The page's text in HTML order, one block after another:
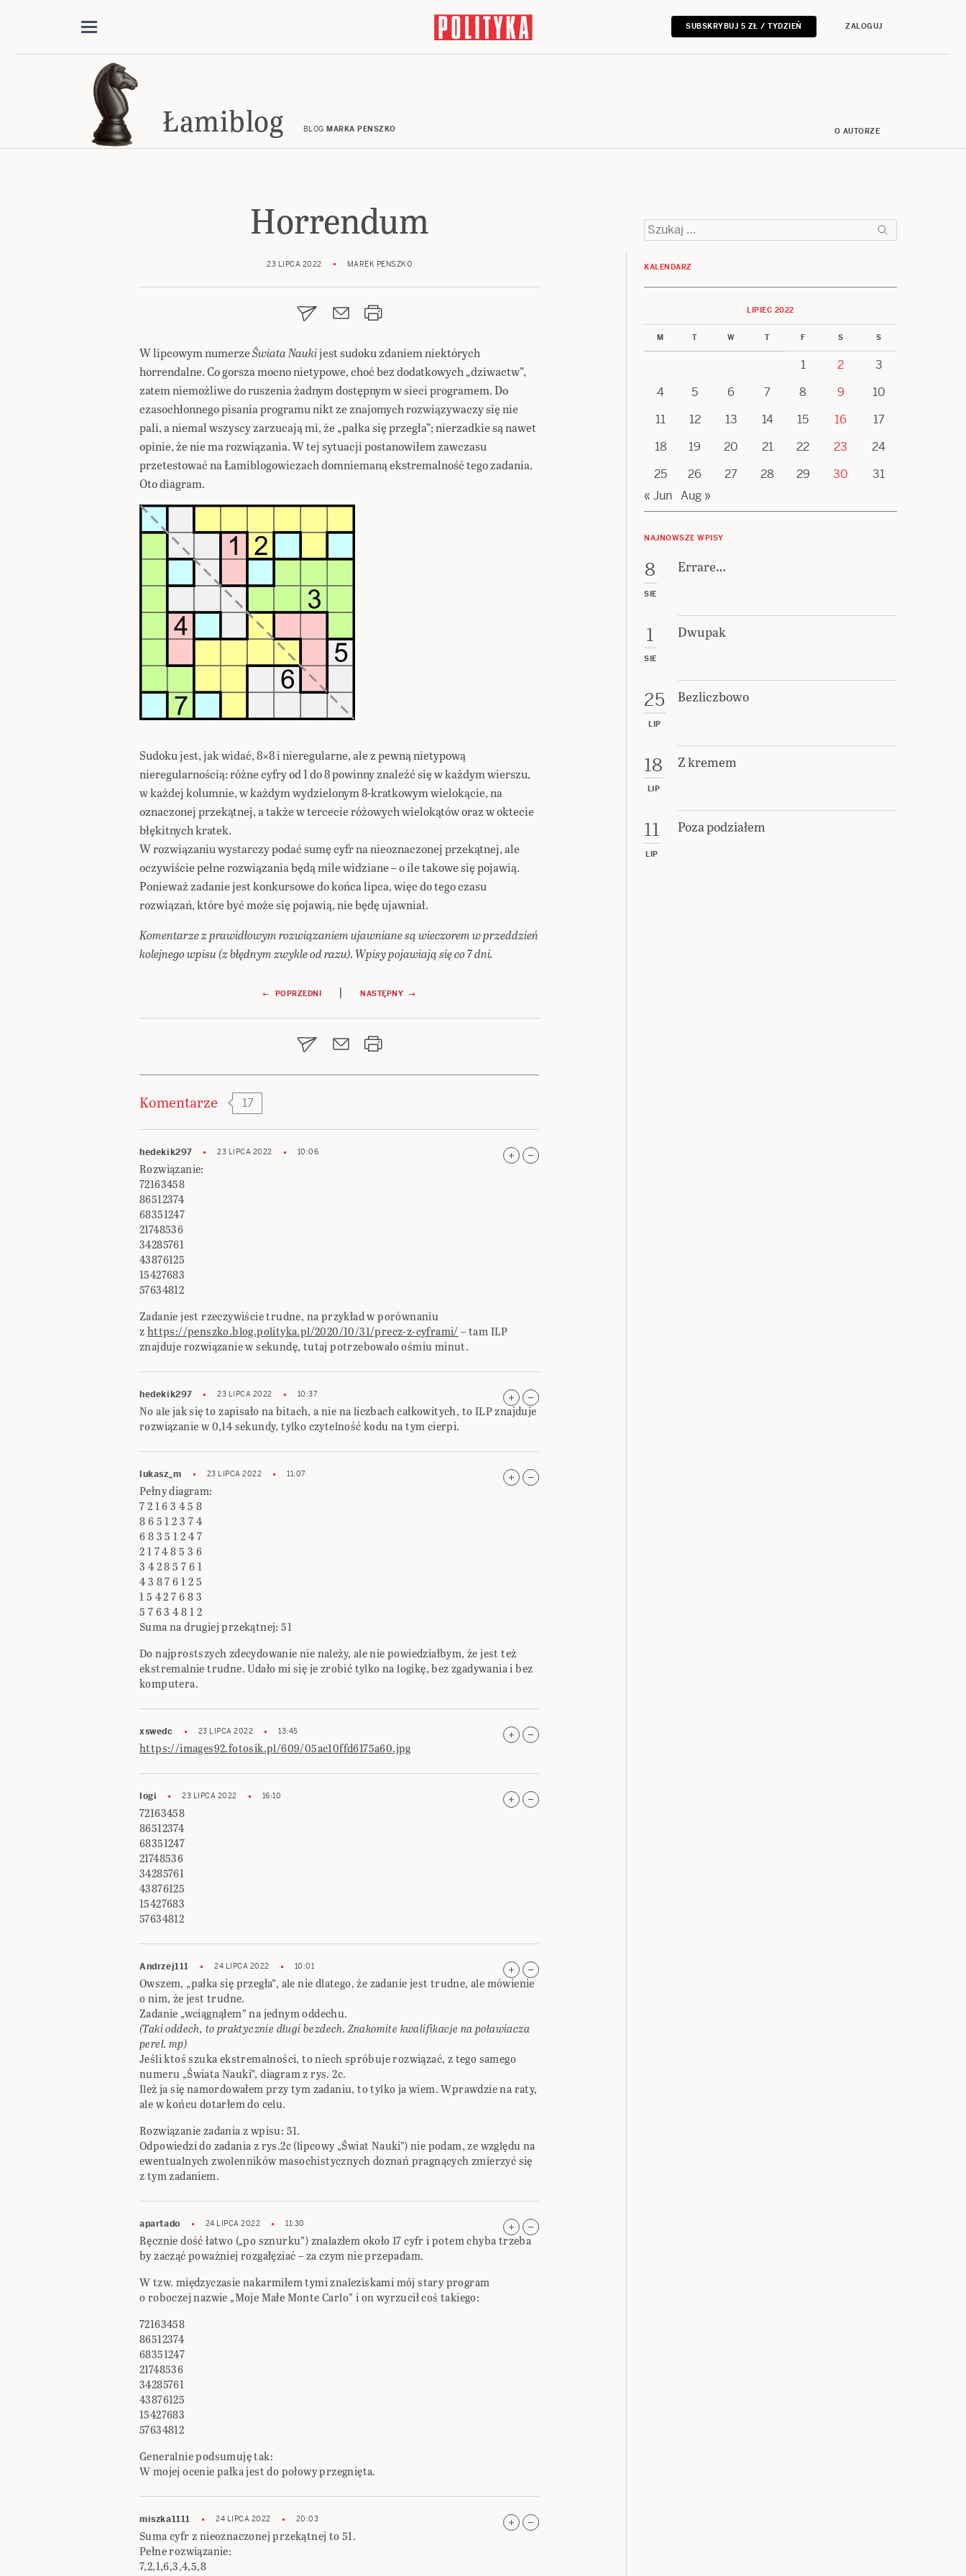
SUBSKRYBUJ 5 ZŁ / TYDZIEŃ ZALOGUJ
Łamiblog BLOG MARKA PENSZKO O AUTORZE
Horrendum
23 LIPCA 2022 MAREK PENSZKO
W lipcowym numerzeŚwiata Naukijest sudoku zdaniem niektórych
horrendalne. Co gorsza mocno nietypowe, choć bez dodatkowych „dziwactw”,
zatem niemożliwe do ruszenia żadnym dostępnym w sieci programem. Do
czasochłonnego pisania programu nikt ze znajomych rozwiązywaczy się nie
pali, a niemal wszyscy zarzucają mi, że „pałka się przegła”; nierzadkie są nawet
opinie, że nie ma rozwiązania. W tej sytuacji postanowiłem zawczasu
przetestować na Łamiblogowiczach domniemaną ekstremalność tego zadania.
Oto diagram.
Sudoku jest, jak widać, 8×8 i nieregularne, ale z pewną nietypową
nieregularnością: różne cyfry od 1 do 8 powinny znaleźć się w każdym wierszu,
w każdej kolumnie, w każdym wydzielonym 8-kratkowym wielokącie, na
oznaczonej przekątnej, a także w tercecie różowych wielokątów oraz w oktecie
błękitnych kratek.
W rozwiązaniu wystarczy podać sumę cyfr na nieoznaczonej przekątnej, ale
oczywiście pełne rozwiązania będą mile widziane – o ile takowe się pojawią.
Ponieważ zadanie jest konkursowe do końca lipca, więc do tego czasu
rozwiązań, które być może się pojawią, nie będę ujawniał.
Komentarze z prawidłowym rozwiązaniem ujawniane są wieczorem w przeddzień
kolejnego wpisu (z błędnym zwykle od razu). Wpisy pojawiają się co 7 dni.
wpisu
← POPRZEDNI | NASTĘPNY →
Komentarze 17
hedekik297 23 LIPCA 2022 10:06
Rozwiązanie:
72163458
86512374
68351247
21748536
34285761
43876125
15427683
57634812
Zadanie jest rzeczywiście trudne, na przykład w porównaniu
zhttps://penszko.blog.polityka.pl/2020/10/31/precz-z-cyframi/– tam ILP
znajduje rozwiązanie w sekundę, tutaj potrzebowało ośmiu minut.
hedekik297 23 LIPCA 2022 10:37
No ale jak się to zapisało na bitach, a nie na liczbach całkowitych, to ILP znajduje
rozwiązanie w 0,14 sekundy, tylko czytelność kodu na tym cierpi.
lukasz_m 23 LIPCA 2022 11:07
Pełny diagram:
7 2 1 6 3 4 5 8
8 6 5 1 2 3 7 4
6 8 3 5 1 2 4 7
2 1 7 4 8 5 3 6
3 4 2 8 5 7 6 1
4 3 8 7 6 1 2 5
1 5 4 2 7 6 8 3
5 7 6 3 4 8 1 2
Suma na drugiej przekątnej: 51
Do najprostszych zdecydowanie nie należy, ale nie powiedziałbym, że jest też
ekstremalnie trudne. Udało mi się je zrobić tylko na logikę, bez zgadywania i bez
komputera.
xswedc 23 LIPCA 2022 13:45
https://images92.fotosik.pl/609/05ac10ffd6175a60.jpg
logi 23 LIPCA 2022 16:10
72163458
86512374
68351247
21748536
34285761
43876125
15427683
57634812
Andrzej111 24 LIPCA 2022 10:01
Owszem, „pałka się przegła”, ale nie dlatego, że zadanie jest trudne, ale mówienie
o nim, że jest trudne.
Zadanie „wciągnąłem” na jednym oddechu.
(Taki oddech, to praktycznie długi bezdech. Znakomite kwalifikacje na poławiacza
pereł. mp)
Jeśli ktoś szuka ekstremalności, to niech spróbuje rozwiązać, z tego samego
numeru „Świata Nauki”, diagram z rys. 2c.
Ileż ja się namordowałem przy tym zadaniu, to tylko ja wiem. Wprawdzie na raty,
ale w końcu dotarłem do celu.
Rozwiązanie zadania z wpisu: 51.
Odpowiedzi do zadania z rys.2c (lipcowy „Świat Nauki”) nie podam, ze względu na
ewentualnych zwolenników masochistycznych doznań pragnących zmierzyć się
z tym zadaniem.
apartado 24 LIPCA 2022 11:30
Ręcznie dość łatwo („po sznurku”) znalazłem około 17 cyfr i potem chyba trzeba
by zacząć poważniej rozgałęziać – za czym nie przepadam.
W tzw. międzyczasie nakarmiłem tymi znaleziskami mój stary program
o roboczej nazwie „Moje Małe Monte Carlo” i on wyrzucił coś takiego:
72163458
86512374
68351247
21748536
34285761
43876125
15427683
57634812
Generalnie podsumuję tak:
W mojej ocenie pałka jest do połowy przegnięta.
miszka1111 24 LIPCA 2022 20:03
Suma cyfr z nieoznaczonej przekątnej to 51.
Pełne rozwiązanie:
7,2,1,6,3,4,5,8
Szukaj:
KALENDARZ
LIPIEC 2022
M T W T F S S
1 2
3
4
5 6 7 8 9
10
11
12 13 14 15 16
17
18
19 20 21 22 23
24
25
26 27 28 29 30
31
« Jun Aug »
NAJNOWSZE WPISY
8
SIE
Errare…
1
SIE
Dwupak
25
LIP
Bezliczbowo
18
LIP
Z kremem
11
LIP
Poza podziałem